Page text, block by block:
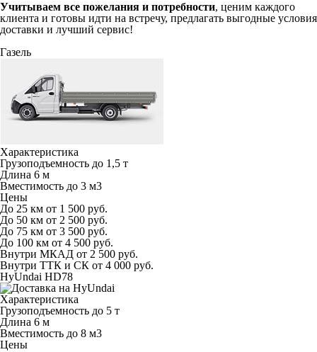
Учитываем все пожелания и потребности, ценим каждого
клиента и готовы идти на встречу, предлагать выгодные условия
доставки и лучший сервис!
Газель
Характеристика
Грузоподъемность до 1,5 т
Длина 6 м
Вместимость до 3 м3
Цены
До 25 км от 1 500 руб.
До 50 км от 2 500 руб.
До 75 км от 3 500 руб.
До 100 км от 4 500 руб.
Внутри МКАД от 2 500 руб.
Внутри ТТК и СК от 4 000 руб.
HyUndai HD78
Характеристика
Грузоподъемность до 5 т
Длина 6 м
Вместимость до 8 м3
Цены